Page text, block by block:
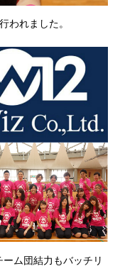
われました。
ム団結力もバッチリ